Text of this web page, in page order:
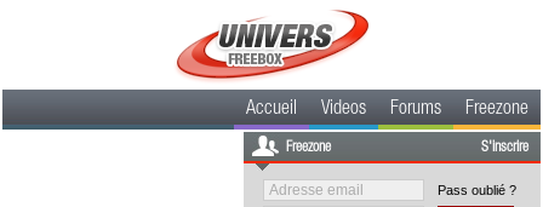
Accueil Videos Forums Freezone
Freezone S'inscrire
Pass oublié ?